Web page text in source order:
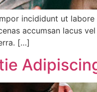
incididunt ut
accumsan lacus
[…]